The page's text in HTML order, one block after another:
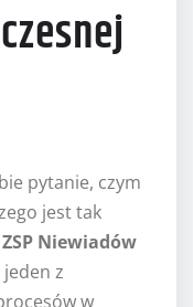
pytanie, czym
jest tak
ZSP Niewiadów
z
w